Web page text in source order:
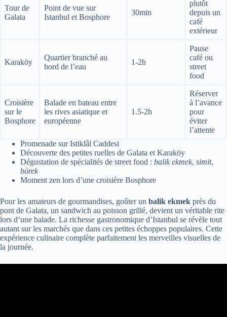
Tour de
Galata
Point de vue sur
Istanbul et Bosphore
30min
plutôt
depuis un
café
extérieur
Karaköy
Quartier branché au
bord de l’eau
1-2h
Pause
café ou
street
food
Croisière
sur le
Bosphore
Balade en bateau entre
les rives asiatique et
européenne
1.5-2h
Réserver
à l’avance
pour
éviter
l’attente
Promenade sur Istiklâl Caddesi
Découverte des petites ruelles de Galata et Karaköy
Dégustation de spécialités de street food : balik ekmek, simit,
börek
Moment zen lors d’une croisière Bosphore
Pour les amateurs de gourmandises, goûter un balik ekmek près du
pont de Galata, un sandwich au poisson grillé, devient un véritable rite
lors d’une balade. La richesse gastronomique d’Istanbul se révèle tout
autant sur les marchés que dans ces petites échoppes populaires. Cette
expérience culinaire complète parfaitement les merveilles visuelles de
la journée.